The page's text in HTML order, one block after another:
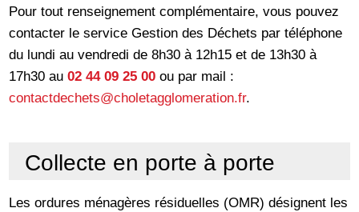
Pour tout renseignement complémentaire, vous pouvez
contacter le service Gestion des Déchets par téléphone
du lundi au vendredi de 8h30 à 12h15 et de 13h30 à
17h30 au 02 44 09 25 00 ou par mail :
contactdechets@choletagglomeration.fr.
Collecte en porte à porte
Les ordures ménagères résiduelles (OMR) désignent les